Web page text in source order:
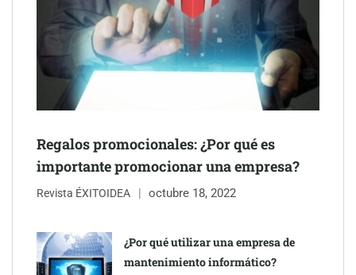
Schaeffler mejora su rentabilidad en el primer semestre de 2026
Regalos promocionales: ¿Por qué es
importante promocionar una empresa?
Revista ÉXITOIDEA octubre 18, 2022
¿Por qué utilizar una empresa de
mantenimiento informático?